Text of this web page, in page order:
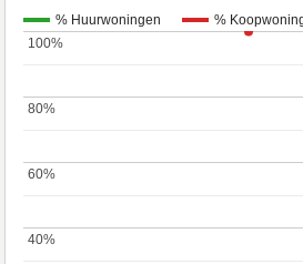
% Huurwoningen %
40%
40%
60%
60%
80%
80%
100%
100%